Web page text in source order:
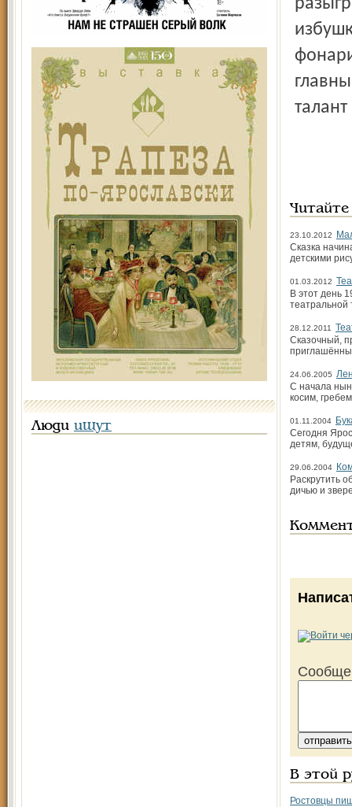
Люди ищут
23.10.2012
Сказка
детскими
01.03.2012
В этот день
театральной
28.12.2011
Сказочный,
24.06.2005
С начала
косим,
01.11.2004
Сегодня
детям,
29.06.2004
Раскрутить
дичью и
В этой
Ростовцы